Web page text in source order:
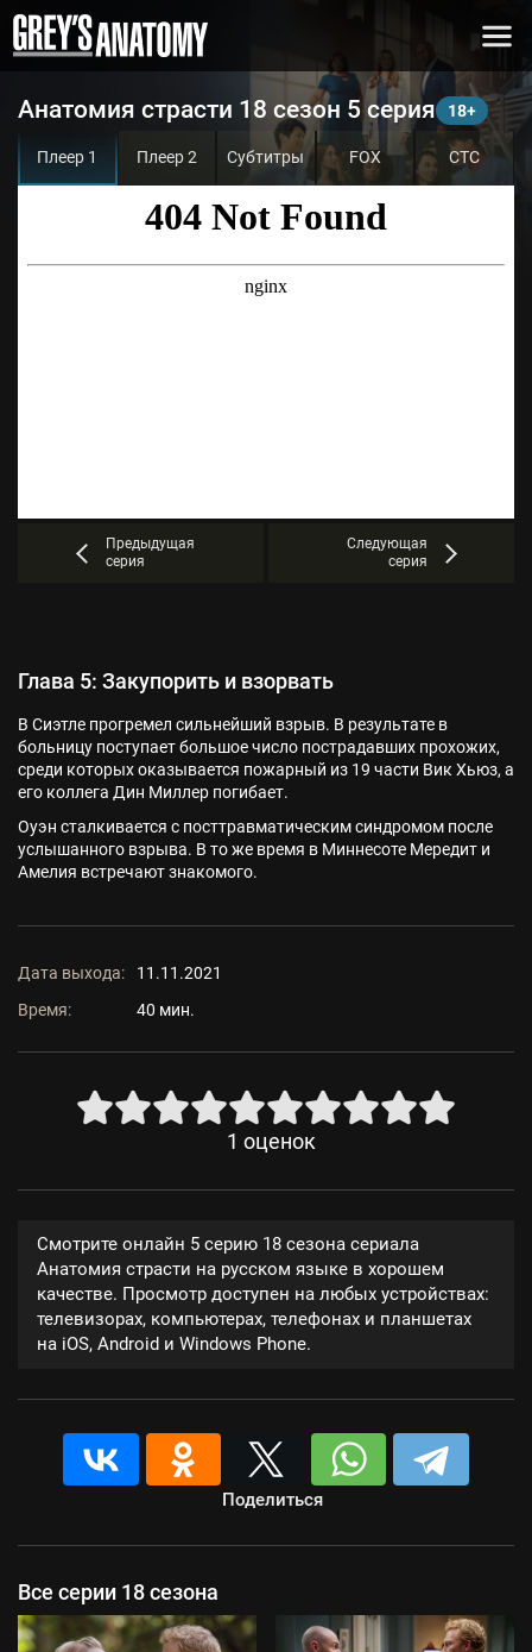
Анатомия страсти 18 сезон 5 серия
Плеер 1 Плеер 2 Субтитры FOX СТС
Предыдущая
серия
Следующая
серия
Глава 5: Закупорить и взорвать
В Сиэтле прогремел сильнейший взрыв. В результате в
больницу поступает большое число пострадавших прохожих,
среди которых оказывается пожарный из 19 части Вик Хьюз, а
его коллега Дин Миллер погибает.
Оуэн сталкивается с посттравматическим синдромом после
услышанного взрыва. В то же время в Миннесоте Мередит и
Амелия встречают знакомого.
Дата выхода:
11.11.2021
Время:
40 мин.
1 оценок
Смотрите онлайн 5 серию 18 сезона сериала
Анатомия страсти на русском языке в хорошем
качестве. Просмотр доступен на любых устройствах:
телевизорах, компьютерах, телефонах и планшетах
на iOS, Android и Windows Phone.
Поделиться
Все серии 18 сезона